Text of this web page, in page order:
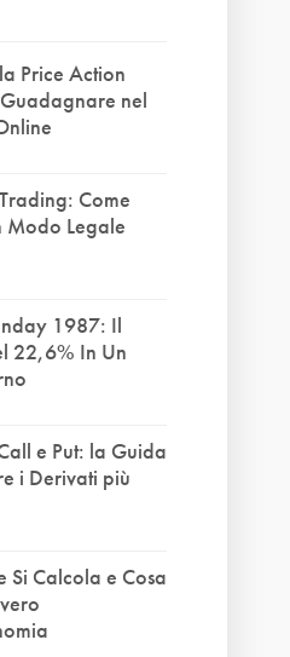
Price Action
nel
Come
Modo Legale
1987: Il
22,6% In Un
e Put: la Guida
i Derivati più
Si Calcola e Cosa